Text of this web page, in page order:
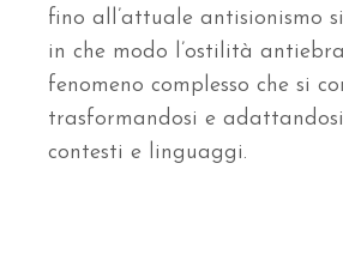
fino all’attuale antisionismo
in che modo l’ostilità
fenomeno complesso che si
trasformandosi e
contesti e linguaggi.